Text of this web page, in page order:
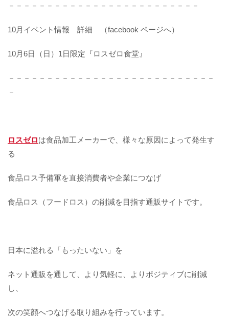
－－－－－－－－－－－－－－－－－－－－－－－－－
10月イベント情報 詳細 （facebook ページへ）
10月6日（日）1日限定『ロスゼロ食堂』
－－－－－－－－－－－－－－－－－－－－－－－－－－－
－
ロスゼロは食品加工メーカーで、様々な原因によって発生す
る
食品ロス予備軍を直接消費者や企業につなげ
食品ロス（フードロス）の削減を目指す通販サイトです。
日本に溢れる「もったいない」を
ネット通販を通して、より気軽に、よりポジティブに削減
し、
次の笑顔へつなげる取り組みを行っています。